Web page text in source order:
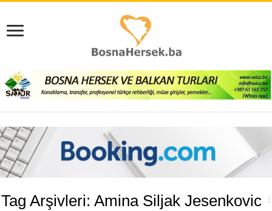
Tag Arşivleri:Amina Siljak Jesenkovic